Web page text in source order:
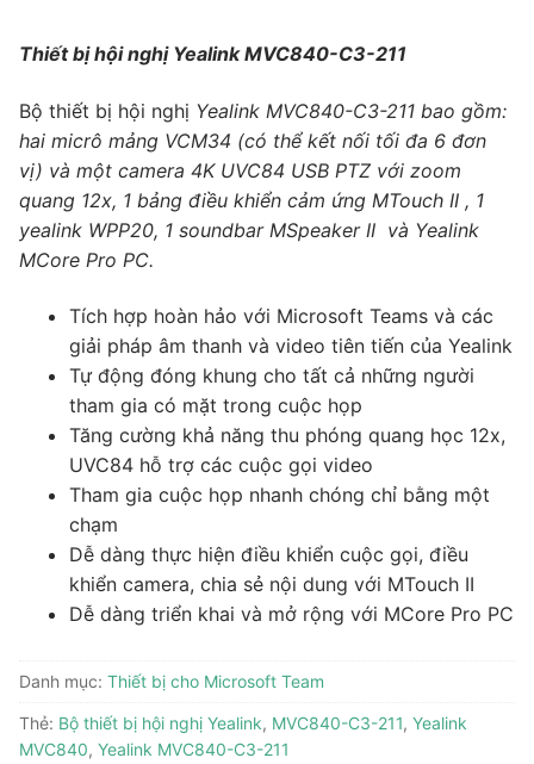
Thiết bị hội nghị Yealink MVC840-C3-211
Bộ thiết bị hội nghị Yealink MVC840-C3-211 bao gồm:
hai micrô mảng VCM34 (có thể kết nối tối đa 6 đơn
vị) và một camera 4K UVC84 USB PTZ với zoom
quang 12x, 1 bảng điều khiển cảm ứng MTouch II , 1
yealink WPP20, 1 soundbar MSpeaker II và Yealink
MCore Pro PC.
Tích hợp hoàn hảo với Microsoft Teams và các
giải pháp âm thanh và video tiên tiến của Yealink
Tự động đóng khung cho tất cả những người
tham gia có mặt trong cuộc họp
Tăng cường khả năng thu phóng quang học 12x,
UVC84 hỗ trợ các cuộc gọi video
Tham gia cuộc họp nhanh chóng chỉ bằng một
chạm
Dễ dàng thực hiện điều khiển cuộc gọi, điều
khiển camera, chia sẻ nội dung với MTouch II
Dễ dàng triển khai và mở rộng với MCore Pro PC
Danh mục: Thiết bị cho Microsoft Team
Thẻ: Bộ thiết bị hội nghị Yealink, MVC840-C3-211, Yealink
MVC840, Yealink MVC840-C3-211